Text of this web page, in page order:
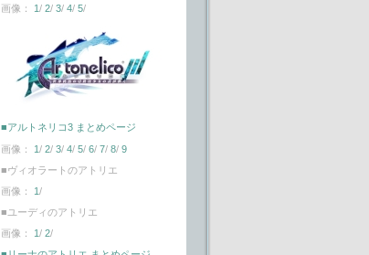
画像： 1 / 2/ 3/ 4/ 5/
■アルトネリコ3 まとめページ
画像： 1/ 2/ 3/ 4/ 5/ 6/ 7/ 8/ 9
■ヴィオラートのアトリエ
画像： 1/
■ユーディのアトリエ
画像： 1/ 2/